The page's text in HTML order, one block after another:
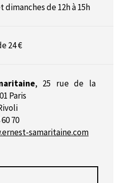
dimanches de 12h à 15h
24 €
, 25 rue de la
Paris
70
samaritaine.com